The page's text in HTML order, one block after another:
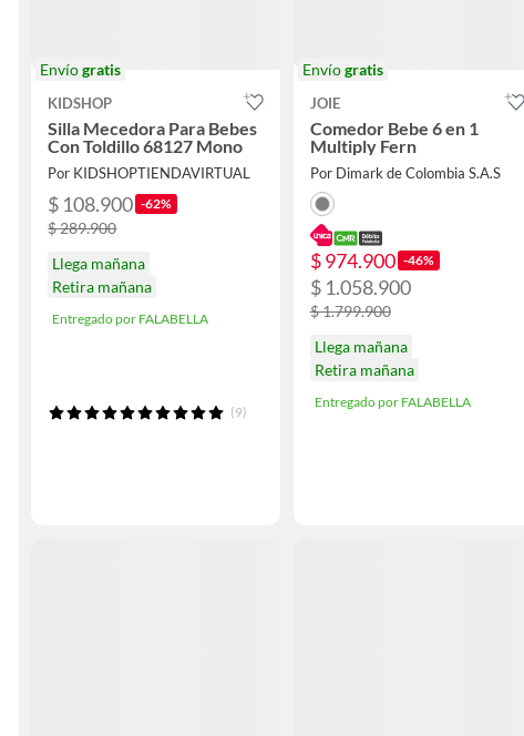
Envíogratis
KIDSHOP
Silla Mecedora Para Bebes
Con Toldillo 68127 Mono
Por KIDSHOPTIENDAVIRTUAL
$ 108.900 -62%
$ 289.900
Llega mañana
Retira mañana
Entregado por FALABELLA
(9)
Envíogratis
JOIE
Comedor Bebe 6 en 1
Multiply Fern
Por Dimark de Colombia S.A.S
$ 974.900 -46%
$ 1.058.900
$ 1.799.900
Llega mañana
Retira mañana
Entregado por FALABELLA